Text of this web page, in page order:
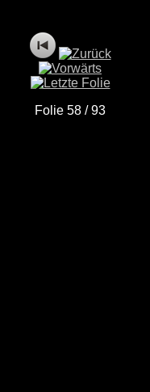
Folie 58 / 93